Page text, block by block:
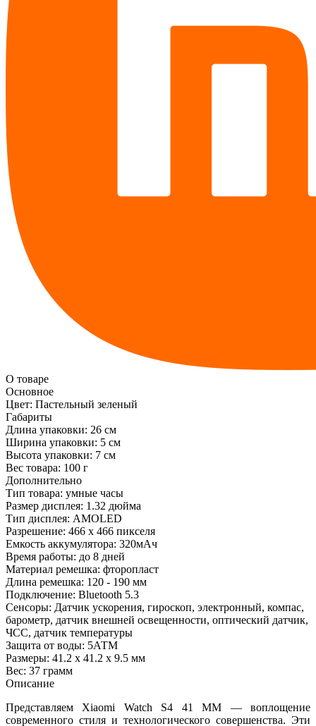
О товаре
Основное
Цвет: Пастельный зеленый
Габариты
Длина упаковки: 26 см
Ширина упаковки: 5 см
Высота упаковки: 7 см
Вес товара: 100 г
Дополнительно
Тип товара: умные часы
Размер дисплея: 1.32 дюйма
Тип дисплея: AMOLED
Разрешение: 466 x 466 пикселя
Емкость аккумулятора: 320мАч
Время работы: до 8 дней
Материал ремешка: фторопласт
Длина ремешка: 120 - 190 мм
Подключение: Bluetooth 5.3
Сенсоры: Датчик ускорения, гироскоп, электронный, компас,
барометр, датчик внешней освещенности, оптический датчик,
ЧСС, датчик температуры
Защита от воды: 5АТМ
Размеры: 41.2 x 41.2 x 9.5 мм
Вес: 37 грамм
Описание
Представляем Xiaomi Watch S4 41 MM — воплощение
современного стиля и технологического совершенства. Эти